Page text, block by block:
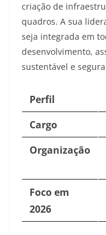
criação de
quadros. A sua
seja integrada em
desenvolvimento,
sustentável e
Perfil
Cargo
Organização
Foco em
2026